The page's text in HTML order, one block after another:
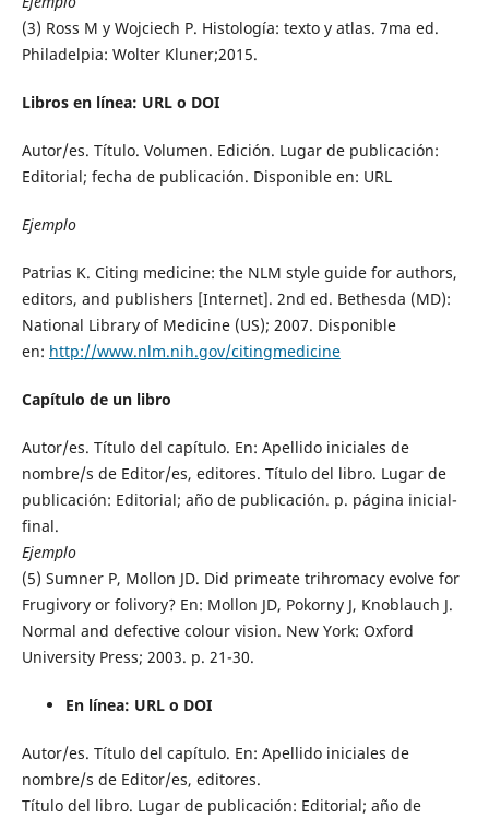
(3) Ross M y Wojciech P. Histología: texto y atlas. 7ma ed.
Philadelpia: Wolter Kluner;2015.
Libros en línea: URL o DOI
Autor/es. Título. Volumen. Edición. Lugar de publicación:
Editorial; fecha de publicación. Disponible en: URL
Ejemplo
Patrias K. Citing medicine: the NLM style guide for authors,
editors, and publishers [Internet]. 2nd ed. Bethesda (MD):
National Library of Medicine (US); 2007. Disponible
en: http://www.nlm.nih.gov/citingmedicine
Capítulo de un libro
Autor/es. Título del capítulo. En: Apellido iniciales de
nombre/s de Editor/es, editores. Título del libro. Lugar de
publicación: Editorial; año de publicación. p. página inicial-
final.
Ejemplo
(5) Sumner P, Mollon JD. Did primeate trihromacy evolve for
Frugivory or folivory? En: Mollon JD, Pokorny J, Knoblauch J.
Normal and defective colour vision. New York: Oxford
University Press; 2003. p. 21-30.
En línea: URL o DOI
Autor/es. Título del capítulo. En: Apellido iniciales de
nombre/s de Editor/es, editores.
Título del libro. Lugar de publicación: Editorial; año de